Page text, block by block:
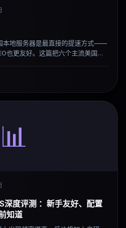
本地服务器是最直接的提速方式——
也更友好。这篇把六个主流美国
📊
度评测 ：新手友好、配置
知道